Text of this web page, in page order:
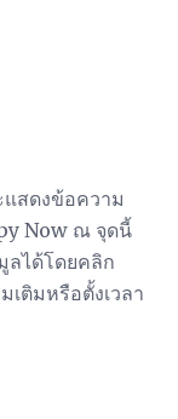
แสดงข้อความ
Now ณ จุดนี้
ลได้โดยคลิก
เติมหรือตั้งเวลา